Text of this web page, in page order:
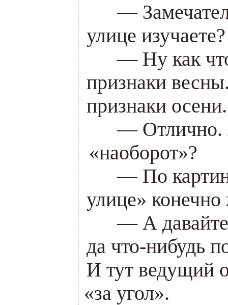
___—
улице изучаете?
___— Ну как
признаки
признаки осени.
___— Отлично.
«наоборот»?
___— По
улице» конечно
___— А
да что-нибудь
И тут ведущий
«за угол».